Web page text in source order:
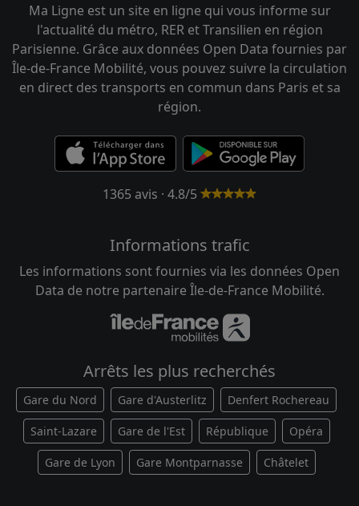
Ma Ligne est un site en ligne qui vous informe sur
l'actualité du métro, RER et Transilien en région
Parisienne. Grâce aux données Open Data fournies par
Île-de-France Mobilité, vous pouvez suivre la circulation
en direct des transports en commun dans Paris et sa
région.
1365 avis · 4.8/5
Informations trafic
Les informations sont fournies via les données Open
Data de notre partenaire Île-de-France Mobilité.
Arrêts les plus recherchés
Gare du Nord Gare d'Austerlitz Denfert Rochereau
Saint-Lazare Gare de l'Est République Opéra
Gare de Lyon Gare Montparnasse Châtelet